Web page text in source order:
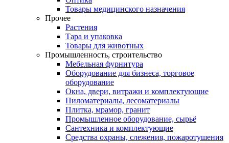
Товары медицинского назначения
Прочее
Растения
Тара и упаковка
Товары для животных
Промышленность, строительство
Мебельная фурнитура
Оборудование для бизнеса, торговое
оборудование
Окна, двери, витражи и комплектующие
Пиломатериалы, лесоматериалы
Плитка, мрамор, гранит
Промышленное оборудование, сырьё
Сантехника и комплектующие
Средства охраны, слежения, пожаротушения